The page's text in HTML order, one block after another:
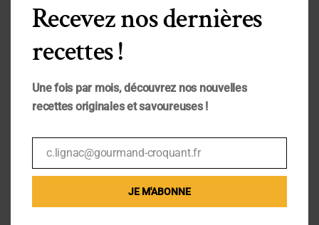
vous proposer quelques recettes light mais il y
aura forcément une bonne galette dans les
parages. En attendant...
Recevez nos dernières
recettes !
Une fois par mois, découvrez nos nouvelles
recettes originales et savoureuses !
Email
c.lignac@gourmand-croquant.fr
JE M'ABONNE